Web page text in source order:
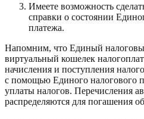
Имеете возможность
справки о состоянии
платежа.
Напомним, что Единый
виртуальный кошелек
начисления и поступления
с помощью Единого налогового
уплаты налогов. Перечисления
распределяются для погашения